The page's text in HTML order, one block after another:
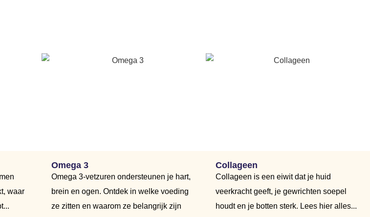
waar
Omega 3
Omega 3-vetzuren ondersteunen je hart,
brein en ogen. Ontdek in welke voeding
ze zitten en waarom ze belangrijk zijn
Collageen
Collageen is een eiwit dat je huid
veerkracht geeft, je gewrichten soepel
houdt en je botten sterk. Lees hier alles...